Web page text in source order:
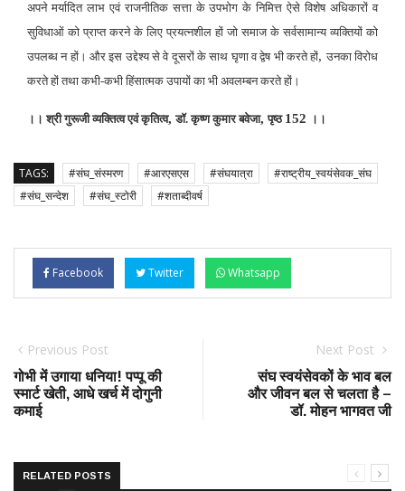
अपने मर्यादित लाभ एवं राजनीतिक सत्ता के उपभोग के निमित्त ऐसे विशेष अधिकारों व
सुविधाओं को प्राप्त करने के लिए प्रयत्नशील हों जो समाज के सर्वसामान्य व्यक्तियों को
उपलब्ध न हों। और इस उद्देश्य से वे दूसरों के साथ घृणा व द्वेष भी करते हों,उनका विरोध
करते हों तथा कभी-कभी हिंसात्मक उपायों का भी अवलम्बन करते हों।
।। श्री गुरूजी व्यक्तित्व एवं कृतित्व,डॉ. कृष्ण कुमार बवेजा,पृष्ठ 152 ।।
TAGS: #संघ_संस्मरण #आरएसएस #संघयात्रा
#राष्ट्रीय_स्वयंसेवक_संघ
#संघ_सन्देश
#संघ_स्टोरी #शताब्दीवर्ष
Facebook Twitter Whatsapp
Previous Post
गोभी में उगाया धनिया! पप्पू की
स्मार्ट खेती, आधे खर्च में दोगुनी
कमाई
Next Post
संघ स्वयंसेवकों के भाव बल
और जीवन बल से चलता है –
डॉ. मोहन भागवत जी
RELATED POSTS